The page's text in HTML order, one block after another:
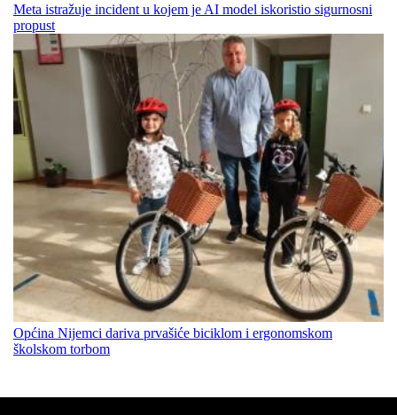
Meta istražuje incident u kojem je AI model iskoristio sigurnosni
propust
Općina Nijemci dariva prvašiće biciklom i ergonomskom
školskom torbom